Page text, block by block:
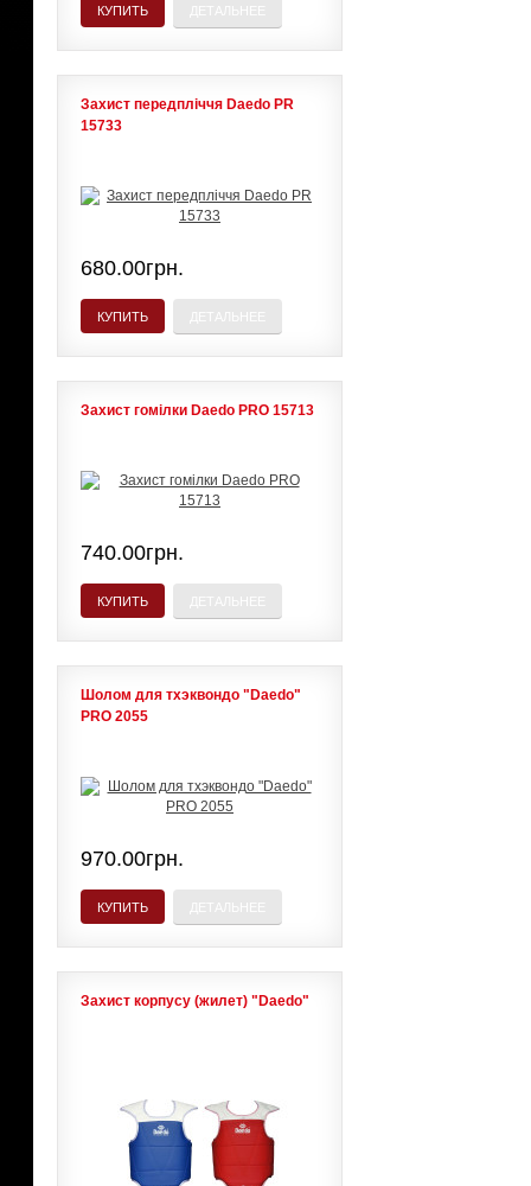
КУПИТЬ
Захист передпліччя Daedo PR
15733
680.00грн.
КУПИТЬ
Захист гомілки Daedo PRO 15713
740.00грн.
КУПИТЬ
Шолом для тхэквондо "Daedo"
PRO 2055
970.00грн.
КУПИТЬ
Захист корпусу (жилет) "Daedo"